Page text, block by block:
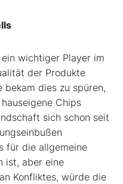
wichtiger Player im
der Produkte
dies zu spüren,
Chips
sich schon seit
für die allgemeine
ist, aber eine
Konfliktes, würde die